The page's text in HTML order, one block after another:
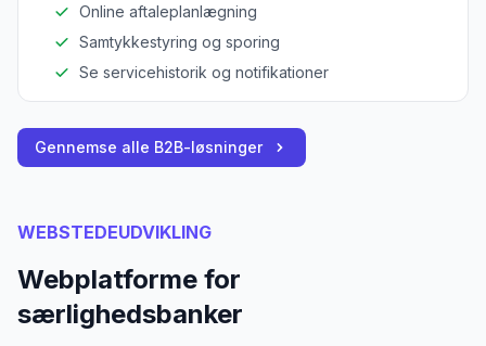
Online aftaleplanlægning
Samtykkestyring og sporing
Se servicehistorik og notifikationer
Gennemse alle B2B-løsninger
WEBSTEDEUDVIKLING
Webplatforme for
særlighedsbanker